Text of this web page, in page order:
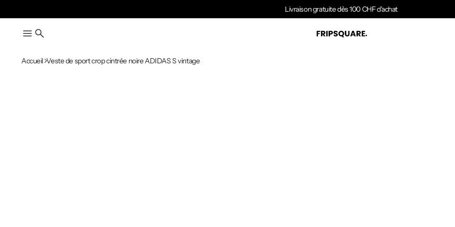
Livraison gratuite dès 100 CHF d'achat
Accueil Veste de sport crop cintrée noire ADIDAS S vintage